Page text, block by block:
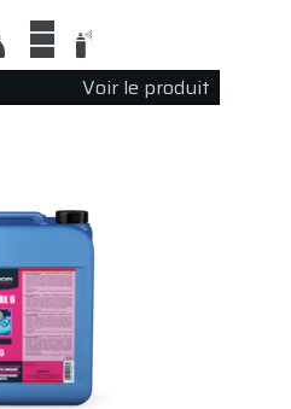
Voir le produit